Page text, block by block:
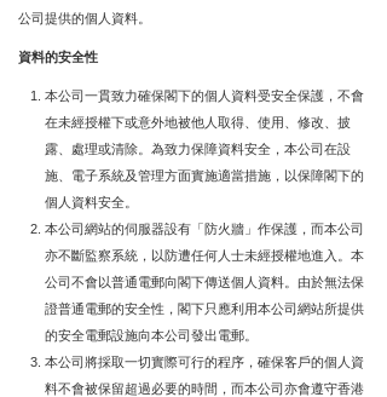
公司提供的個人資料。
資料的安全性
本公司一貫致力確保閣下的個人資料受安全保護，不會
在未經授權下或意外地被他人取得、使用、修改、披
露、處理或清除。為致力保障資料安全，本公司在設
施、電子系統及管理方面實施適當措施，以保障閣下的
個人資料安全。
本公司網站的伺服器設有「防火牆」作保護，而本公司
亦不斷監察系統，以防遭任何人士未經授權地進入。本
公司不會以普通電郵向閣下傳送個人資料。由於無法保
證普通電郵的安全性，閣下只應利用本公司網站所提供
的安全電郵設施向本公司發出電郵。
本公司將採取一切實際可行的程序，確保客戶的個人資
料不會被保留超過必要的時間，而本公司亦會遵守香港